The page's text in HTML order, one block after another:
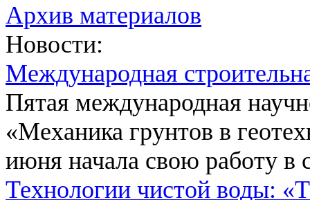
Архив материалов
Новости:
Международная
Пятая международная
«Механика грунтов в
июня начала свою работу в
Технологии чистой воды: